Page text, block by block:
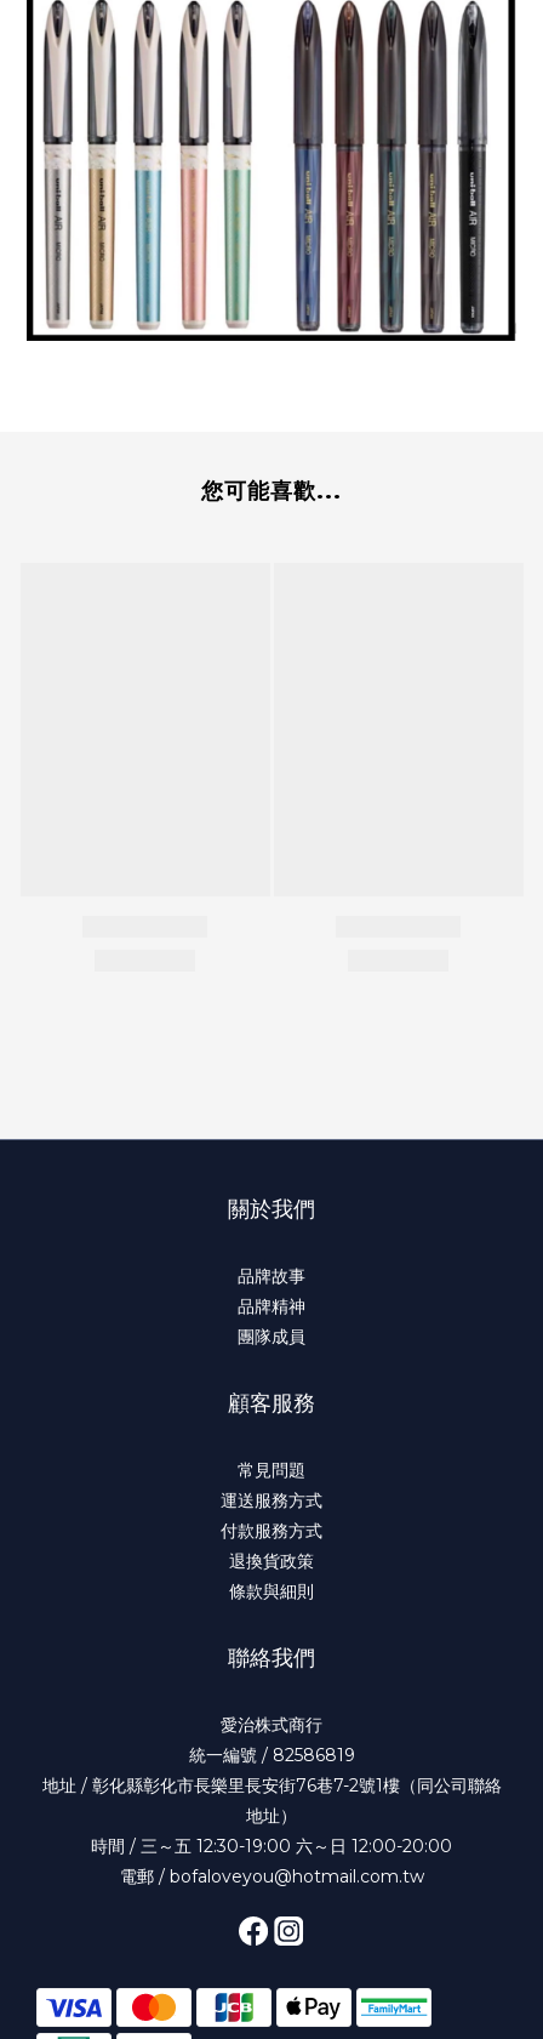
您可能喜歡...
關於我們
品牌故事
品牌精神
團隊成員
顧客服務
常見問題
運送服務方式
付款服務方式
退換貨政策
條款與細則
聯絡我們
愛治株式商行
統一編號 / 82586819
地址 / 彰化縣彰化市長樂里長安街76巷7-2號1樓（同公司聯絡
地址）
時間 / 三～五 12:30-19:00 六～日 12:00-20:00
電郵 / bofaloveyou@hotmail.com.tw